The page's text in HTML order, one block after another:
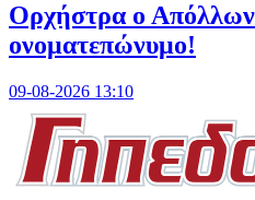
Ορχήστρα o
ονοματεπώνυμο!
09-08-2026 13:10